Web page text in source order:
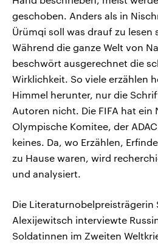
geschoben. Anders als in
Ürümqi soll was drauf zu lesen
Während die ganze Welt von
beschwört ausgerechnet die
Wirklichkeit. So viele erzählen
Himmel herunter, nur die
Autoren nicht. Die FIFA hat ein
Olympische Komitee, der
keines. Da, wo Erzählen,
zu Hause waren, wird
und analysiert.
Die Literaturnobelpreisträgerin
Alexijewitsch interviewte
Soldatinnen im Zweiten